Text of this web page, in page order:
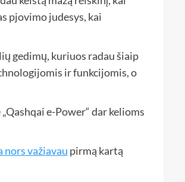
pjovimo judesys, kai
gedimų, kuriuos radau šiaip
ir funkcijomis, o
e-Power“ dar kelioms
nors važiavau pirmą kartą